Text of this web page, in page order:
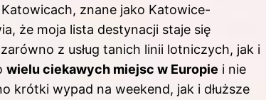
znane jako Katowice-
że moja lista destynacji staje się
z usług tanich linii lotniczych, jak i
wielu ciekawych miejsc w Europie i nie
krótki wypad na weekend, jak i dłuższe